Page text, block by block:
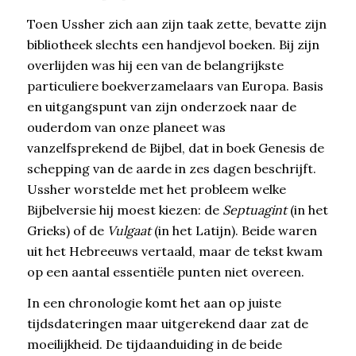
Toen Ussher zich aan zijn taak zette, bevatte zijn
bibliotheek slechts een handjevol boeken. Bij zijn
overlijden was hij een van de belangrijkste
particuliere boekverzamelaars van Europa. Basis
en uitgangspunt van zijn onderzoek naar de
ouderdom van onze planeet was
vanzelfsprekend de Bijbel, dat in boek Genesis de
schepping van de aarde in zes dagen beschrijft.
Ussher worstelde met het probleem welke
Bijbelversie hij moest kiezen: de Septuagint(in het
Grieks) of de Vulgaat(in het Latijn). Beide waren
uit het Hebreeuws vertaald, maar de tekst kwam
op een aantal essentiële punten niet overeen.
In een chronologie komt het aan op juiste
tijdsdateringen maar uitgerekend daar zat de
moeilijkheid. De tijdaanduiding in de beide